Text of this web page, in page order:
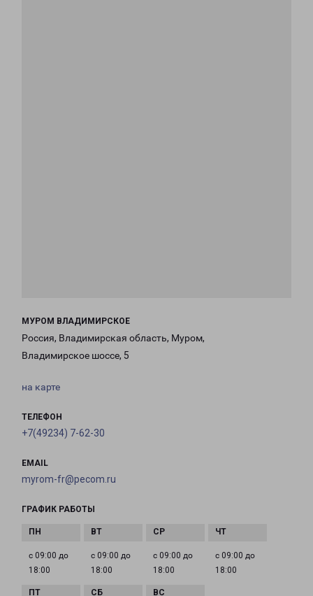
МУРОМ ВЛАДИМИРСКОЕ
Россия, Владимирская область, Муром,
Владимирское шоссе, 5
на карте
ТЕЛЕФОН
+7(49234) 7-62-30
EMAIL
myrom-fr@pecom.ru
ГРАФИК РАБОТЫ
с 09:00 до
18:00
с 09:00 до
18:00
с 09:00 до
18:00
с 09:00 до
18:00